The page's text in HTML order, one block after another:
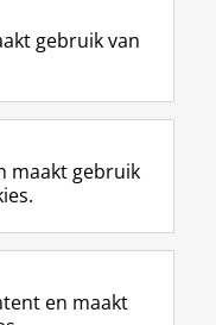
L
i
k
e
I
-
p
R
S
-
f
e
R
I
n
t
r
m
Y
o
T
e
k
gebruik van
maakt gebruik
en maakt